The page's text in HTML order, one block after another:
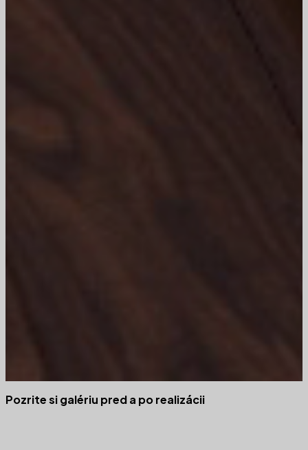
Pozrite si galériu pred a po realizácii